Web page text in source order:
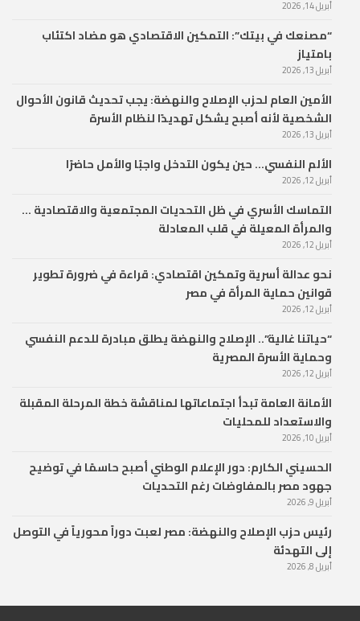
أبريل 14, 2026
“مصنعك في بيتك”: التمكين الاقتصادي هو مضاد اكتئاب
بامتياز
أبريل 13, 2026
الأمين العام لحزب الإصلاح والنهضة: يجب تحديث قانون الأحوال
الشخصية لأنه أصبح يشكل تهديدًا لنظام الأسرة
أبريل 13, 2026
الألم النفسي… حين يكون التدخل واجبًا والأمل حاضرًا
أبريل 12, 2026
التماسك الأسري في ظل التحديات المجتمعية والاقتصادية …
والمرأة المعيلة في قلب المعادلة
أبريل 12, 2026
نحو عدالة أسرية وتمكين اقتصادي: قراءة في ضرورة تطوير
قوانين حماية المرأة في مصر
أبريل 12, 2026
“حياتنا غالية”.. الإصلاح والنهضة يطلق مبادرة للدعم النفسي
وحماية الأسرة المصرية
أبريل 12, 2026
الأمانة العامة تبدأ اجتماعاتها لمناقشة خطة المرحلة المقبلة
والاستعداد للمحليات
أبريل 10, 2026
الحسيني الكارم: دور الإعلام الوطني أصبح حاسمًا في توضيح
جهود مصر بالمفاوضات رغم التحديات
أبريل 9, 2026
رئيس حزب الإصلاح والنهضة: مصر لعبت دوراً محورياً في التوصل
إلى التهدئة
أبريل 8, 2026